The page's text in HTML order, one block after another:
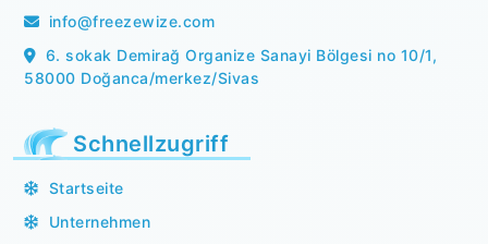
info@freezewize.com
6. sokak Demirağ Organize Sanayi Bölgesi no 10/1,
58000 Doğanca/merkez/Sivas
Schnellzugriff
Startseite
Unternehmen